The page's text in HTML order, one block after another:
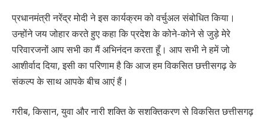
प्रधानमंत्री नरेंद्र मोदी ने इस कार्यक्रम को वर्चुअल संबोधित किया।
उन्होंने जय जोहार करते हुए कहा कि प्रदेश के कोने-कोने से जुड़े मेरे
परिवारजनों आप सभी का मैं अभिनंदन करता हूँ। आप सभी ने हमें जो
आशीर्वाद दिया, इसी का परिणाम है कि आज हम विकसित छत्तीसगढ़ के
संकल्प के साथ आपके बीच आएं हैं।
गरीब, किसान, युवा और नारी शक्ति के सशक्तिकरण से विकसित छत्तीसगढ़